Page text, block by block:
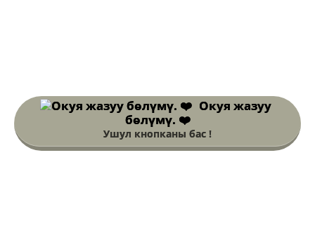
Окуя жазуу
бөлүмү. ❤️
Ушул кнопканы бас !